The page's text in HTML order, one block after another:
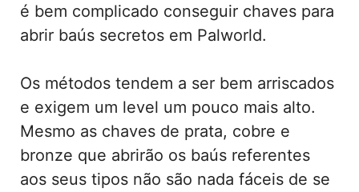
é bem complicado conseguir chaves para
abrir baús secretos em Palworld.
Os métodos tendem a ser bem arriscados
e exigem um level um pouco mais alto.
Mesmo as chaves de prata, cobre e
bronze que abrirão os baús referentes
aos seus tipos não são nada fáceis de se